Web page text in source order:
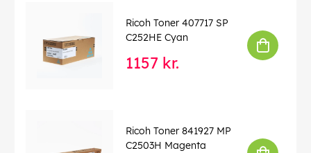
Ricoh Toner 407717 SP
C252HE Cyan
1157 kr.
Ricoh Toner 841927 MP
C2503H Magenta